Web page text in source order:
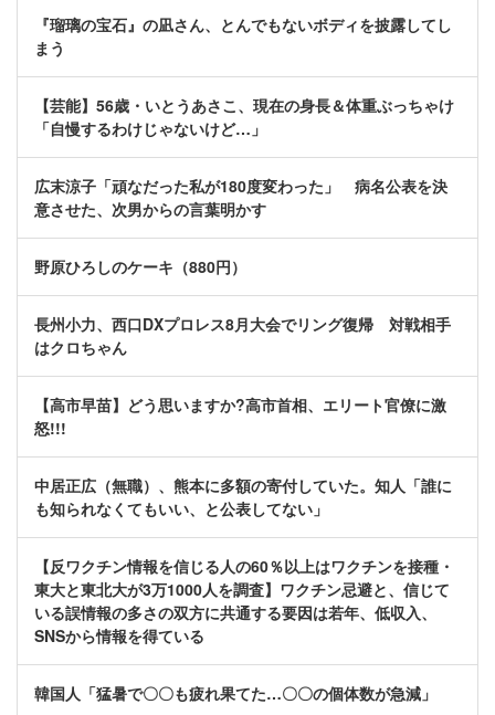
『瑠璃の宝石』の凪さん、とんでもないボディを披露してし
まう
【芸能】56歳・いとうあさこ、現在の身長＆体重ぶっちゃけ
「自慢するわけじゃないけど…」
広末涼子「頑なだった私が180度変わった」 病名公表を決
意させた、次男からの言葉明かす
野原ひろしのケーキ（880円）
長州小力、西口DXプロレス8月大会でリング復帰 対戦相手
はクロちゃん
【高市早苗】どう思いますか?高市首相、エリート官僚に激
怒!!!
中居正広（無職）、熊本に多額の寄付していた。知人「誰に
も知られなくてもいい、と公表してない」
【反ワクチン情報を信じる人の60％以上はワクチンを接種・
東大と東北大が3万1000人を調査】ワクチン忌避と、信じて
いる誤情報の多さの双方に共通する要因は若年、低収入、
SNSから情報を得ている
韓国人「猛暑で〇〇も疲れ果てた…〇〇の個体数が急減」